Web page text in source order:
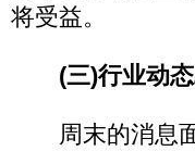
将受益。
(三)行业动
周末的消息面